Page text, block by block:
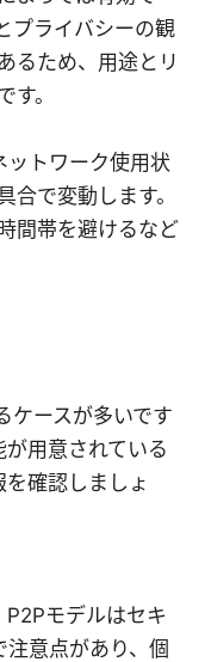
プライバシーの観
るため、用途とリ
す。
ットワーク使用状
合で変動します。
間帯を避けるなど
ケースが多いです
用意されている
確認しましょ
モデルはセキ
意点があり、個